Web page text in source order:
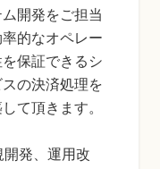
開発をご担当
的なオペレー
保証できるシ
の決済処理を
て頂きます。
開発、運用改